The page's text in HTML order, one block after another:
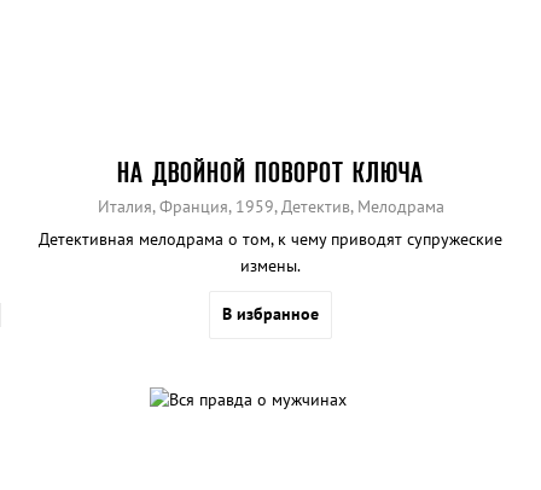
НА ДВОЙНОЙ ПОВОРОТ КЛЮЧА
Италия, Франция, 1959, Детектив, Мелодрама
Детективная мелодрама о том, к чему приводят супружеские
измены.
В избранное